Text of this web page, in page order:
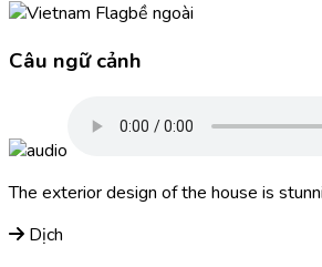
bề ngoài
Câu ngữ cảnh
The exteriordesign of the house is
Dịch